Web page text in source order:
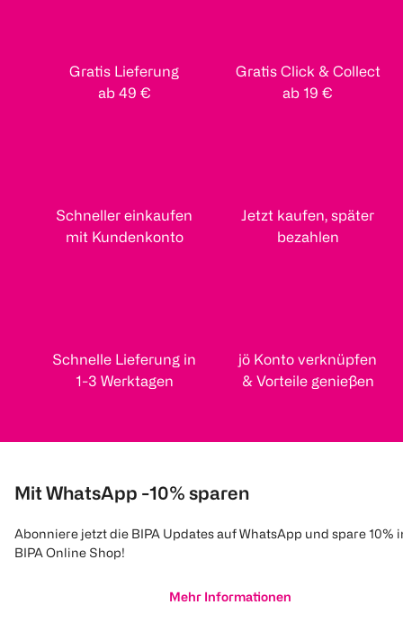
Gratis Lieferung
ab 49 €
Gratis Click & Collect
ab 19 €
Schneller einkaufen
mit Kundenkonto
Jetzt kaufen, später
bezahlen
Schnelle Lieferung in
1-3 Werktagen
jö Konto verknüpfen
& Vorteile genießen
Mit WhatsApp -10% sparen
Abonniere jetzt die BIPA Updates auf WhatsApp und spare 10%
BIPA Online Shop!
Mehr Informationen